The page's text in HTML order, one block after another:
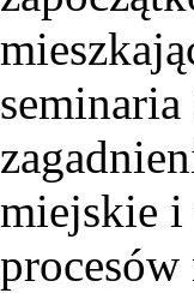
miejskie i